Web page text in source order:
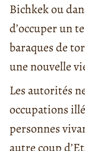
Bichkek ou
d’occuper un
baraques de
une nouvelle
Les autorités
occupations
personnes
autre coup